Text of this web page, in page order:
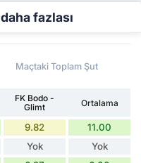
fazlası
Maçtaki Toplam Şut
FK Bodo -
Glimt
Ortalama
9.82 11.00
Yok Yok